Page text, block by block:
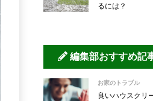
るには？
編集部おすすめ記
お家のトラブル
良いハウスクリ